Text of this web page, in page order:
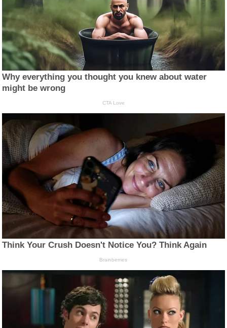
Why everything you thought you knew about water
might be wrong
CTA Love
Think Your Crush Doesn't Notice You? Think Again
Brainberries